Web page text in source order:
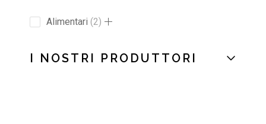
Alimentari 2
I NOSTRI PRODUTTORI